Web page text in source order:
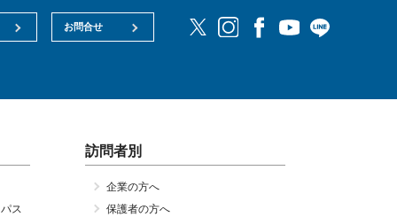
お問合せ
ス
訪問者別
企業の方へ
保護者の方へ